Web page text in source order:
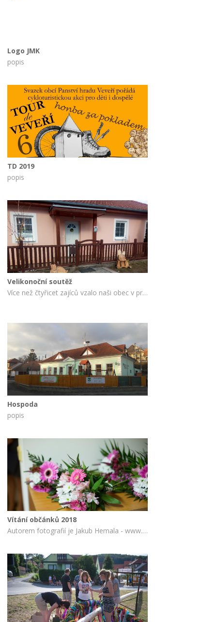
Logo JMK
popis
TD 2019
popis
Velikonoční soutěž
Více než čtyřicet zajíců vzalo naši obec v průběhu Velikonoc útokem. Děkujeme za velkou účast ve velikonoční soutěži 'Zajícova velikonoční výzva' a pojďme se společně podívat jak krásné zajíce vyrobili hvozdecké děti.
Hospoda
popis
Vítání občánků 2018
Autorem fotografií je Jakub Hemala - www.fotohemala.cz